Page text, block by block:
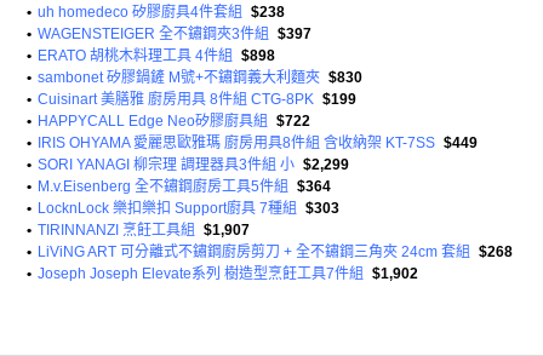
• uh homedeco 矽膠廚具4件套組
$238
• WAGENSTEIGER 全不鏽鋼夾3件組
$397
• ERATO 胡桃木料理工具 4件組
$898
• sambonet 矽膠鍋鏟 M號+不鏽鋼義大利麵夾 $830
• Cuisinart 美膳雅 廚房用具 8件組 CTG-8PK $199
• HAPPYCALL Edge Neo矽膠廚具組
$722
•
IRIS OHYAMA 愛麗思歐雅瑪 廚房用具8件組 含收納架 KT-7SS $449
• SORI YANAGI 柳宗理 調理器具3件組 小 $2,299
• M.v.Eisenberg 全不鏽鋼廚房工具5件組
$364
• LocknLock 樂扣樂扣 Support廚具 7種組
$303
• TIRINNANZI 烹飪工具組
$1,907
• LiViNG ART 可分離式不鏽鋼廚房剪刀 + 全不鏽鋼三角夾 24cm 套組
$268
• Joseph Joseph Elevate系列 樹造型烹飪工具7件組 $1,902